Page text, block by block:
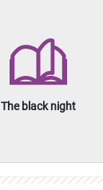
The black night